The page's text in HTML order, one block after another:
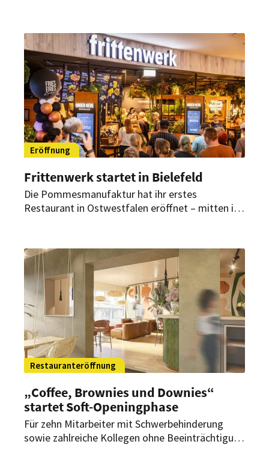
und Japan.
Eröffnung
Frittenwerk startet in Bielefeld
Die Pommesmanufaktur hat ihr erstes
Restaurant in Ostwestfalen eröffnet – mitten im
deutschlandweit.
Restauranteröffnung
„Coffee, Brownies und Downies“
startet Soft-Openingphase
Für zehn Mitarbeiter mit Schwerbehinderung
sowie zahlreiche Kollegen ohne Beeinträchtigung